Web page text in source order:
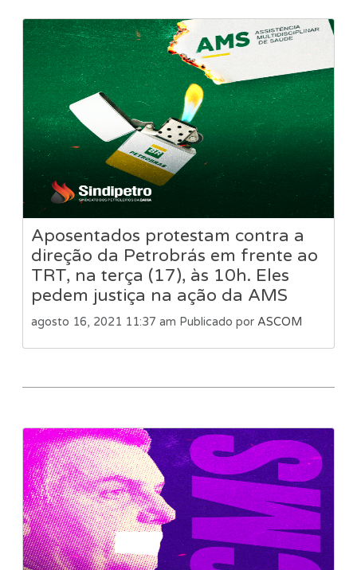
Aposentados protestam contra a
direção da Petrobrás em frente ao
TRT, na terça (17), às 10h. Eles
pedem justiça na ação da AMS
agosto 16, 2021 11:37 am Publicado por ASCOM